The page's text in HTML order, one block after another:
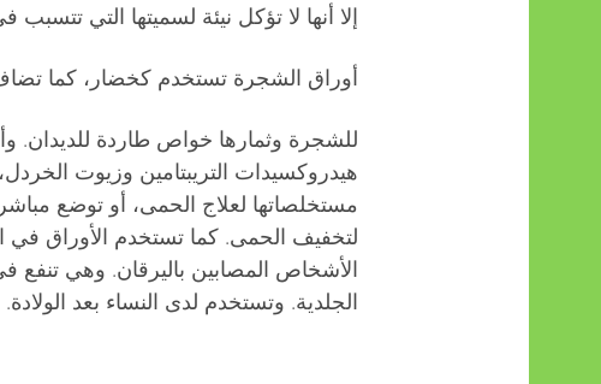
إلا أنها لا تؤكل نيئة لسميتها التي
أوراق الشجرة تستخدم كخضار، كما
للشجرة وثمارها خواص طاردة للديدان.
هيدروكسيدات التريبتامين وزيوت
مستخلصاتها لعلاج الحمى، أو توضع
لتخفيف الحمى. كما تستخدم الأوراق في
الأشخاص المصابين باليرقان. وهي تنفع
الجلدية. وتستخدم لدى النساء بعد الولادة.